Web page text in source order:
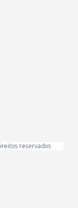
reservados